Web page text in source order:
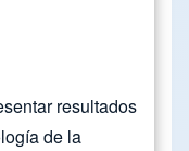
resultados
de la